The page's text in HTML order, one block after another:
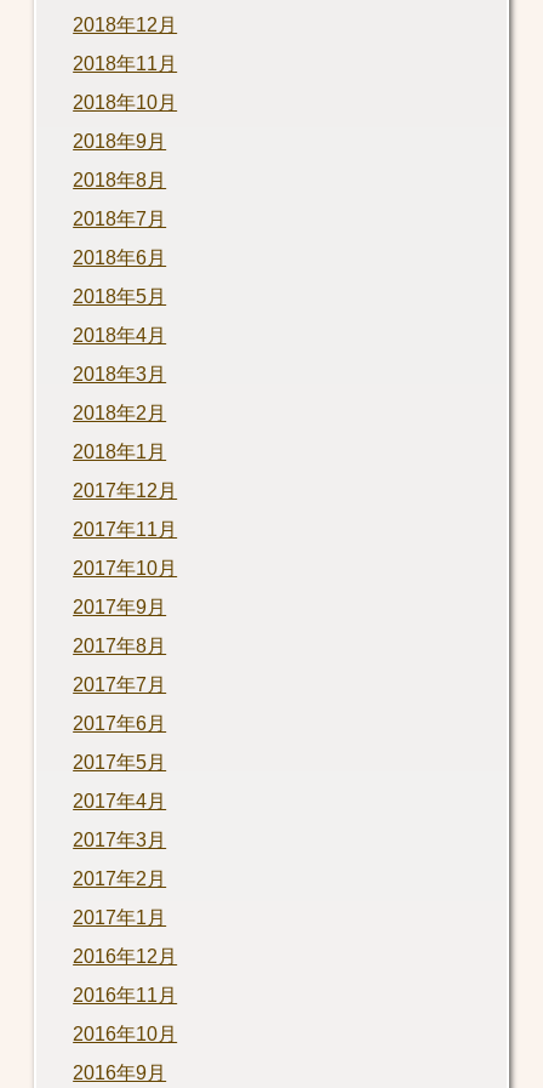
2018年12月
2018年11月
2018年10月
2018年9月
2018年8月
2018年7月
2018年6月
2018年5月
2018年4月
2018年3月
2018年2月
2018年1月
2017年12月
2017年11月
2017年10月
2017年9月
2017年8月
2017年7月
2017年6月
2017年5月
2017年4月
2017年3月
2017年2月
2017年1月
2016年12月
2016年11月
2016年10月
2016年9月